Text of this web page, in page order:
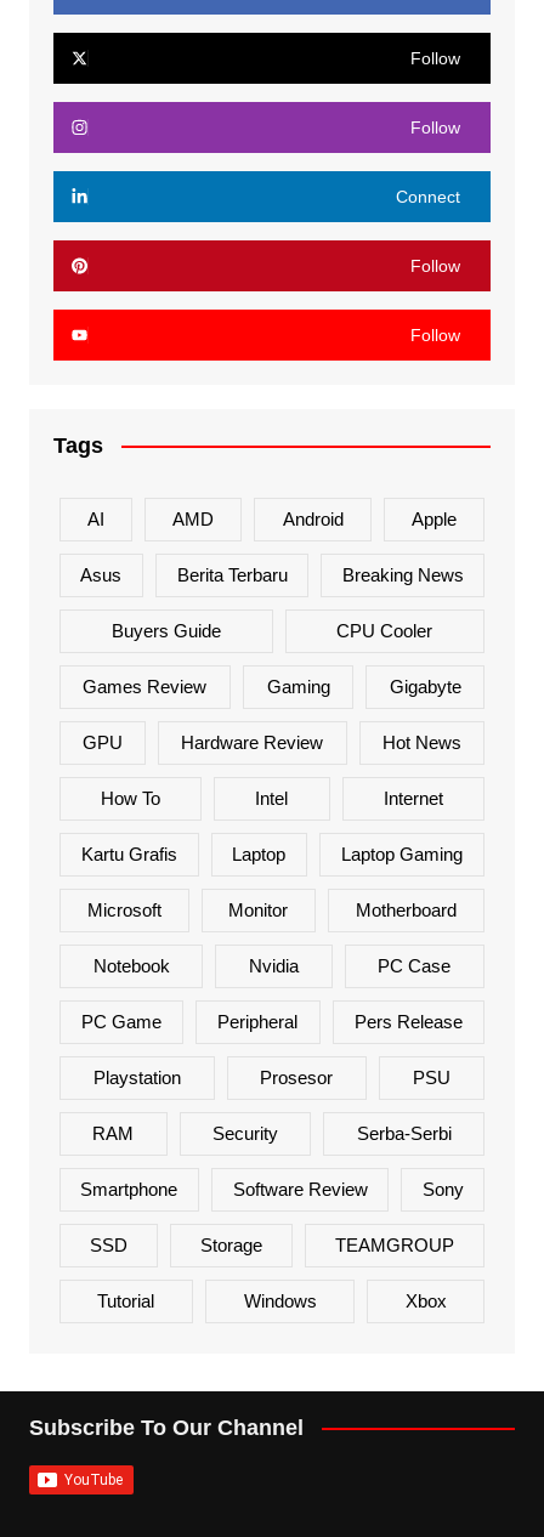
Follow
Follow
Connect
Follow
Follow
Tags
AI AMD Android Apple
Asus Berita Terbaru Breaking News
Buyers Guide CPU Cooler
Games Review Gaming Gigabyte
GPU Hardware Review Hot News
How To Intel Internet
Kartu Grafis Laptop Laptop Gaming
Microsoft Monitor Motherboard
Notebook Nvidia PC Case
PC Game Peripheral Pers Release
Playstation Prosesor PSU
RAM Security Serba-Serbi
Smartphone Software Review Sony
SSD Storage TEAMGROUP
Tutorial Windows Xbox
Subscribe To Our Channel